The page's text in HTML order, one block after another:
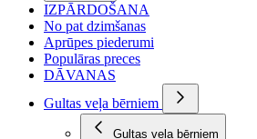
IZPĀRDOŠANA
No pat dzimšanas
Aprūpes piederumi
Populāras preces
DĀVANAS
Gultas veļa bērniem
Gultas veļa bērniem